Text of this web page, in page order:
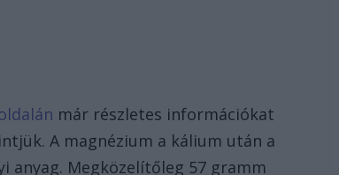
már részletes információkat
A magnézium a kálium után a
anyag. Megközelítőleg 57 gramm